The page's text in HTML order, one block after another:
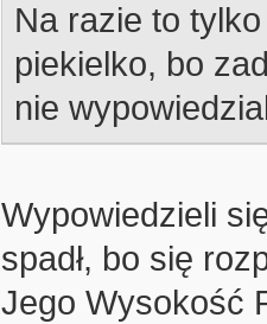
Na razie to tylko
piekielko, bo
nie
Wypowiedzieli
spadł, bo się
Jego Wysokość